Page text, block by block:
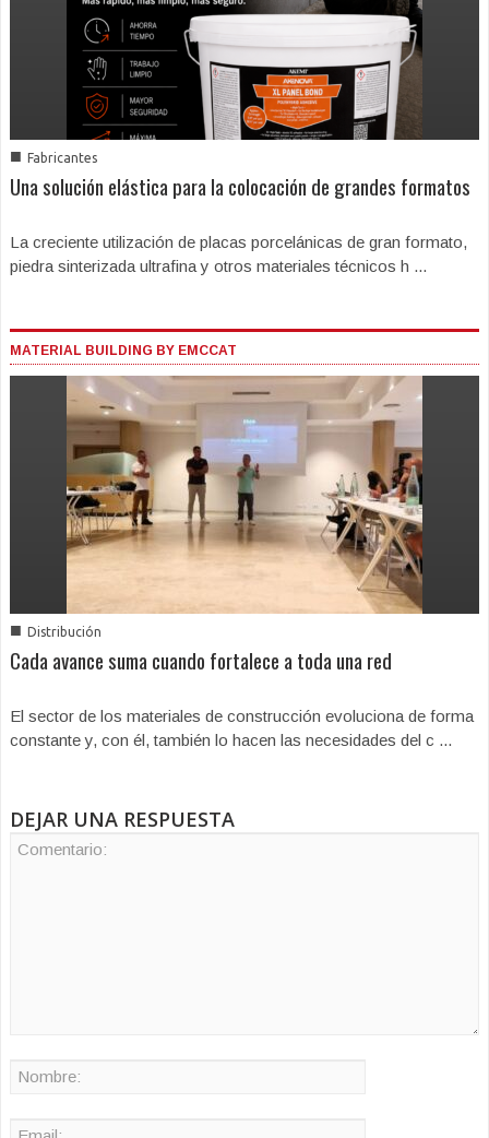
■ Fabricantes
Una solución elástica para la colocación de grandes formatos
La creciente utilización de placas porcelánicas de gran formato,
piedra sinterizada ultrafina y otros materiales técnicos h ...
MATERIAL BUILDING BY EMCCAT
■ Distribución
Cada avance suma cuando fortalece a toda una red
El sector de los materiales de construcción evoluciona de forma
constante y, con él, también lo hacen las necesidades del c ...
DEJAR UNA RESPUESTA